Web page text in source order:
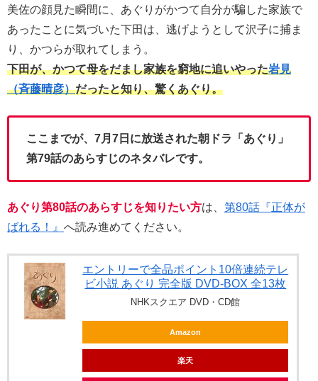
美佐の顔見た瞬間に、あぐりがかつて自分が騙した家族で
あったことに気づいた下田は、逃げようとして沢子に捕ま
り、かつらが取れてしまう。
下田が、かつて母をだまし家族を窮地に追いやった岩見
（斉藤晴彦）だったと知り、驚くあぐり。
ここまでが、7月7日に放送された朝ドラ「あぐり」
第79話のあらすじのネタバレです。
あぐり第80話のあらすじを知りたい方は、 第80話『正体が
ばれる！』 へ読み進めてください。
エントリーで全品ポイント10倍連続テレ
ビ小説 あぐり 完全版 DVD-BOX 全13枚
NHKスクエア DVD・CD館
Amazon
楽天